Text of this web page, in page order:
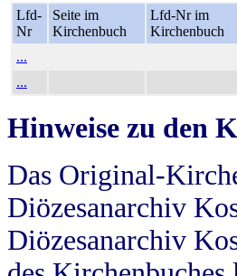
Lfd-
Nr
Seite im
Kirchenbuch
Lfd-Nr im
Kirchenbuch
...
...
Hinweise zu den
Das Original-
Diözesanarchiv
Diözesanarchiv